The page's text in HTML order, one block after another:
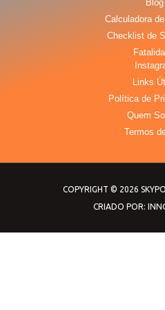
Blog
Calculadora
Checklist de
Links
Política de
Quem
Termos
COPYRIGHT © 2026
CRIADO POR: